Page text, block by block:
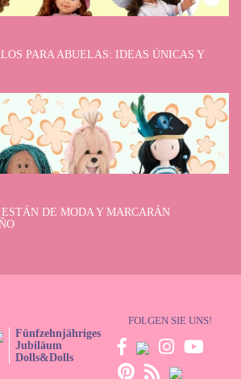
PARA ABUELAS: IDEAS ÚNICAS Y
DE MODA Y MARCARÁN
Fünfzehnjähriges
Jubiläum
Dolls&Dolls
FOLGEN SIE UNS!